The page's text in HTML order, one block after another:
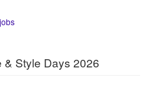
& Style Days 2026